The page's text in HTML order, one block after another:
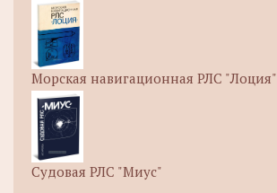
Морская навигационная РЛС "Лоция"
Судовая РЛС "Миус"